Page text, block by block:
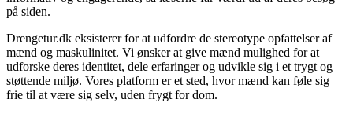
på siden.
Drengetur.dk eksisterer for at udfordre de stereotype opfattelser af
mænd og maskulinitet. Vi ønsker at give mænd mulighed for at
udforske deres identitet, dele erfaringer og udvikle sig i et trygt og
støttende miljø. Vores platform er et sted, hvor mænd kan føle sig
frie til at være sig selv, uden frygt for dom.